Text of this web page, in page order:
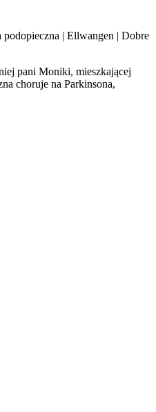
| Ellwangen | Dobre
pani Moniki, mieszkającej
choruje na Parkinsona,